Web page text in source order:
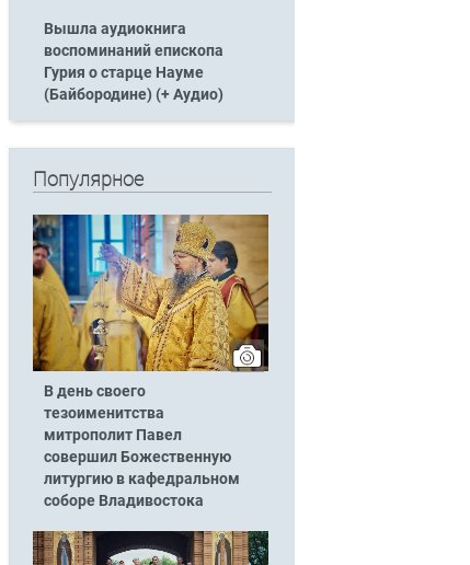
Вышла аудиокнига
воспоминаний епископа
Гурия о старце Науме
(Байбородине) (+ Аудио)
Популярное
В день своего
тезоименитства
митрополит Павел
совершил Божественную
литургию в кафедральном
соборе Владивостока